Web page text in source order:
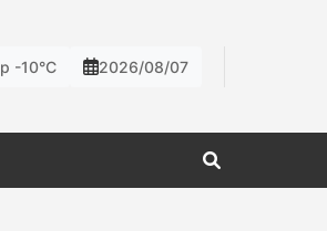
-10°C 2026/08/07